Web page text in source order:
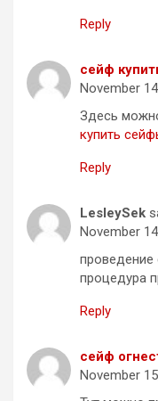
Reply
сейф
November
Здесь
купить
Reply
LesleySek
November
проведение
процедура
Reply
сейф
November